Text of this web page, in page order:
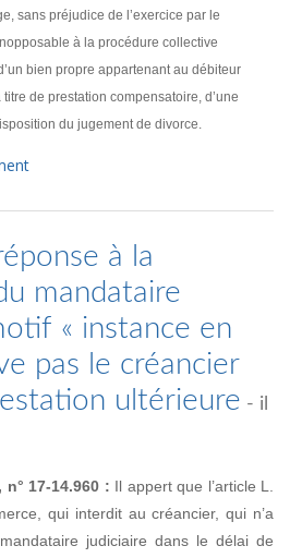
sans préjudice de l’exercice par le
à la procédure collective
bien propre appartenant au débiteur
de prestation compensatoire, d’une
du jugement de divorce.
à la
mandataire
« instance en
pas le créancier
ultérieure - il
17-14.960 : Il appert que l’article L.
qui interdit au créancier, qui n’a
judiciaire dans le délai de